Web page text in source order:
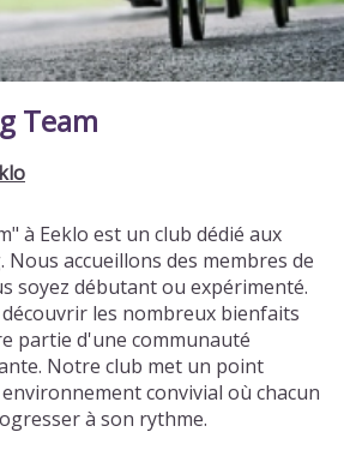
Team
à Eeklo est un club dédié aux
Nous accueillons des membres de
soyez débutant ou expérimenté.
les nombreux bienfaits
partie d'une communauté
Notre club met un point
convivial où chacun
à son rythme.